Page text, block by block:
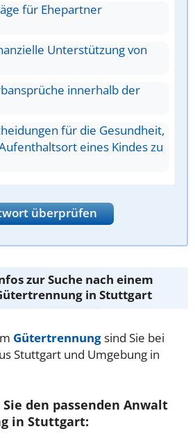
für Ehepartner
Unterstützung von
innerhalb der
für die Gesundheit,
eines Kindes zu
überprüfen
zur Suche nach einem
in Stuttgart
Gütertrennungsind Sie bei
Stuttgart und Umgebung in
den passenden Anwalt
in Stuttgart: